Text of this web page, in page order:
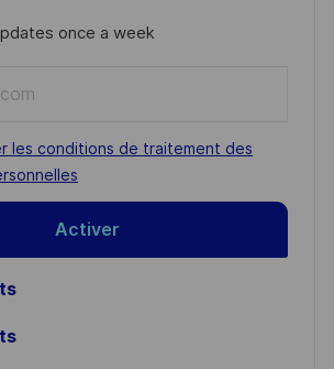
once a week
les conditions de traitement des
Activer